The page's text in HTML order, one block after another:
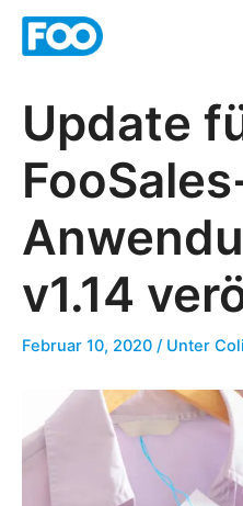
Zum
Inhalt
Update
v1.14
Februar 10, 2020 / Unter